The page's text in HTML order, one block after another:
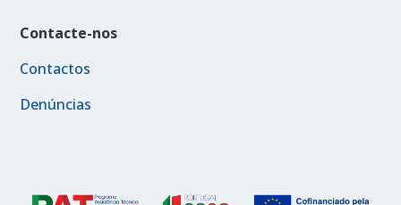
Contacte-nos
Contactos
Denúncias